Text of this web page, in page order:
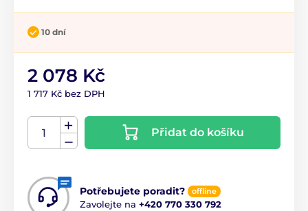
10 dní
2 078 Kč
1 717 Kč bez DPH
Přidat do košíku
Potřebujete poradit? offline
Zavolejte na +420 770 330 792